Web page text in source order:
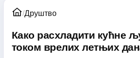
/Друштво
Како расхладити кућне
током врелих летњих